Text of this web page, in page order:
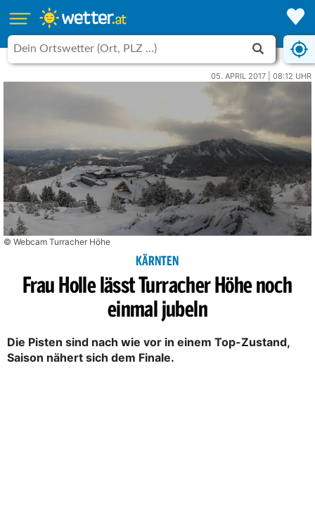
05. APRIL 2017 | 08:12 UHR
© Webcam Turracher Höhe
KÄRNTEN
Frau Holle lässt Turracher Höhe noch
einmal jubeln
Die Pisten sind nach wie vor in einem Top-Zustand,
Saison nähert sich dem Finale.